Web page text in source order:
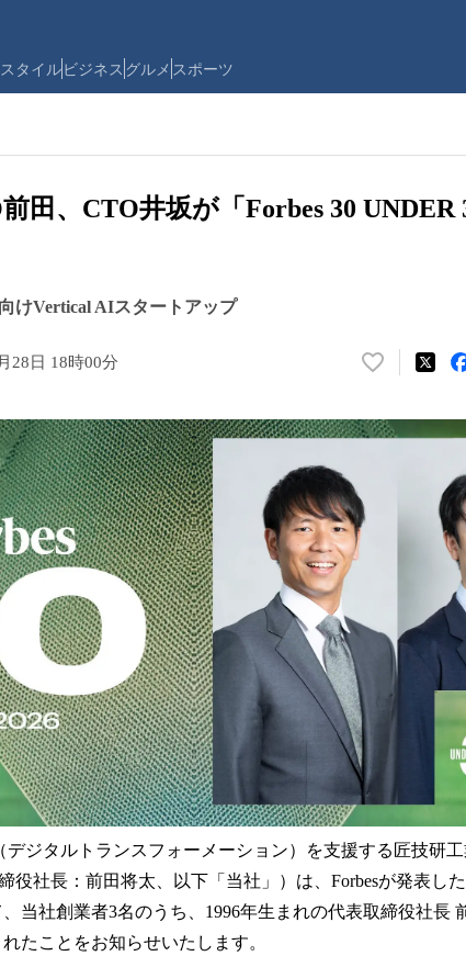
タイルビジネス グルメ スポーツ
田、CTO井坂が「Forbes 30 UNDER
けVertical AIスタートアップ
28日 18時00分
い
ね
！
で
ジタルトランスフォーメーション）を支援する匠技研
役社長：前田将太、以下「当社」）は、Forbesが発表した
当社創業者3名のうち、1996年生まれの代表取締役社長
たことをお知らせいたします。